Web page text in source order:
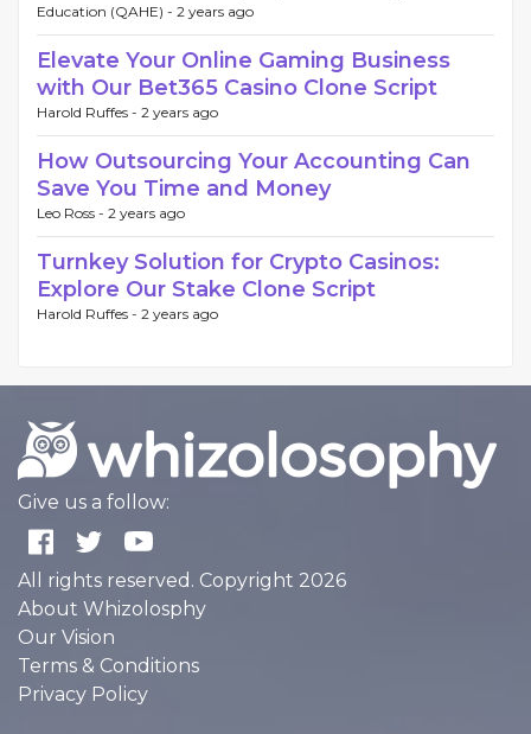
Education (QAHE) - 2 years ago
Elevate Your Online Gaming Business
with Our Bet365 Casino Clone Script
Harold Ruffes - 2 years ago
How Outsourcing Your Accounting Can
Save You Time and Money
Leo Ross - 2 years ago
Turnkey Solution for Crypto Casinos:
Explore Our Stake Clone Script
Harold Ruffes - 2 years ago
Give us a follow:
All rights reserved. Copyright 2026
About Whizolosphy
Our Vision
Terms & Conditions
Privacy Policy